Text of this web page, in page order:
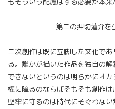
第二の押切蓮介を
二次創作は既に立脚した文化で
る。誰かが描いた作品を独自の
できないというのは明らかにオ
権に障るのならばそもそも創作
堅牢に守るのは時代にそぐわな